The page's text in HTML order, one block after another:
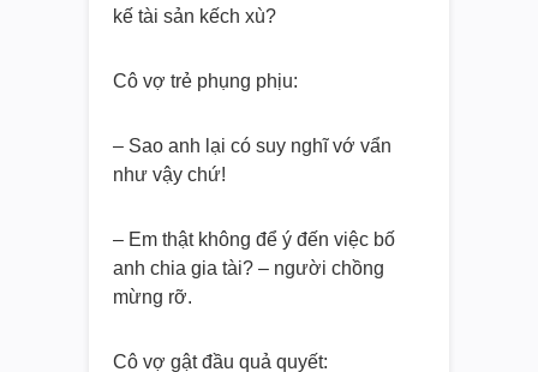
kế tài sản kếch xù?
Cô vợ trẻ phụng phịu:
– Sao anh lại có suy nghĩ vớ vẩn
như vậy chứ!
– Em thật không để ý đến việc bố
anh chia gia tài? – người chồng
mừng rỡ.
Cô vợ gật đầu quả quyết: